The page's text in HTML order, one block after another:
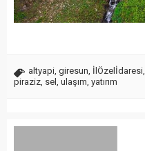
altyapi, giresun, İlÖzelİdaresi,
piraziz, sel , ulaşım, yatırım